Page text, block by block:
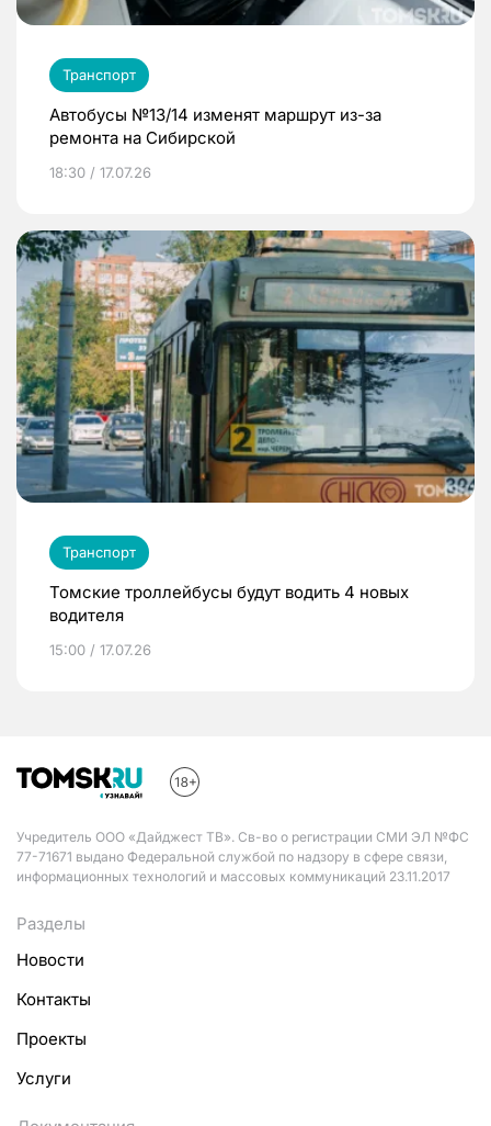
Транспорт
Автобусы №13/14 изменят маршрут из-за
ремонта на Сибирской
18:30 / 17.07.26
Транспорт
Томские троллейбусы будут водить 4 новых
водителя
15:00 / 17.07.26
Учредитель ООО «Дайджест ТВ». Св-во о регистрации СМИ ЭЛ №ФС
77-71671 выдано Федеральной службой по надзору в сфере связи,
информационных технологий и массовых коммуникаций 23.11.2017
Разделы
Новости
Контакты
Проекты
Услуги